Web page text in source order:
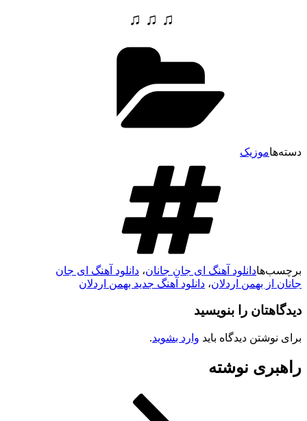
♫ ♫ ♫
دسته‌هاموزیک
برچسب‌هادانلود آهنگ ای جان جانان، دانلود آهنگ ای جان
جانان از بهمن اردلان، دانلود آهنگ جدید بهمن اردلان
دیدگاهتان را بنویسید
برای نوشتن دیدگاه باید وارد بشوید.
راهبری نوشته